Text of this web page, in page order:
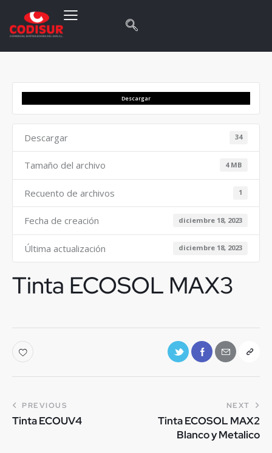
Descargar
Descargar 34
Tamaño del archivo 4 MB
Recuento de archivos 1
Fecha de creación diciembre 18, 2023
Última actualización diciembre 18, 2023
Tinta ECOSOL MAX3
PREVIOUS
Tinta ECOUV4
NEXT
Tinta ECOSOL MAX2
Blanco y Metalico